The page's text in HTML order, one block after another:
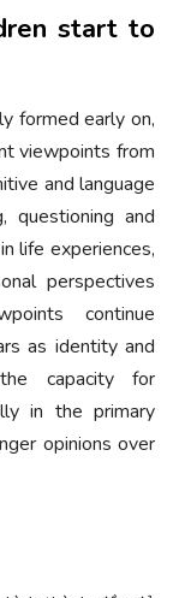
start to
formed early on,
viewpoints from
and language
questioning and
life experiences,
perspectives
continue
as identity and
capacity for
in the primary
opinions over